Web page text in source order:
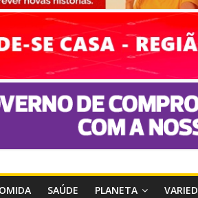
SAÚDE PLANETA